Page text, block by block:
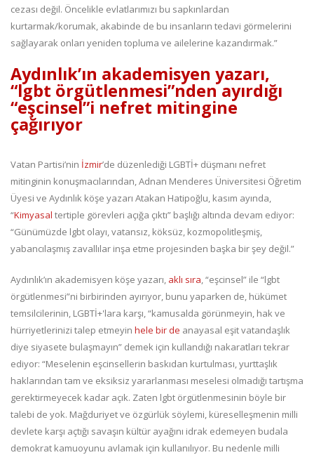
cezası değil. Öncelikle evlatlarımızı bu sapkınlardan
kurtarmak/korumak, akabinde de bu insanların tedavi görmelerini
sağlayarak onları yeniden topluma ve ailelerine kazandırmak.”
Aydınlık’ın akademisyen yazarı,
“lgbt örgütlenmesi”nden ayırdığı
“eşcinsel”i nefret mitingine
çağırıyor
Vatan Partisi’nin İzmir’de düzenlediği LGBTİ+ düşmanı nefret
mitinginin konuşmacılarından, Adnan Menderes Üniversitesi Öğretim
Üyesi ve Aydınlık köşe yazarı Atakan Hatipoğlu, kasım ayında,
“Kimyasal tertiple görevleri açığa çıktı” başlığı altında devam ediyor:
“Günümüzde lgbt olayı, vatansız, köksüz, kozmopolitleşmiş,
yabancılaşmış zavallılar inşa etme projesinden başka bir şey değil.”
Aydınlık’ın akademisyen köşe yazarı, aklı sıra, “eşcinsel” ile “lgbt
örgütlenmesi”ni birbirinden ayırıyor, bunu yaparken de, hükümet
temsilcilerinin, LGBTİ+'lara karşı, “kamusalda görünmeyin, hak ve
hürriyetlerinizi talep etmeyin hele bir de anayasal eşit vatandaşlık
diye siyasete bulaşmayın” demek için kullandığı nakaratları tekrar
ediyor: “Meselenin eşcinsellerin baskıdan kurtulması, yurttaşlık
haklarından tam ve eksiksiz yararlanması meselesi olmadığı tartışma
gerektirmeyecek kadar açık. Zaten lgbt örgütlenmesinin böyle bir
talebi de yok. Mağduriyet ve özgürlük söylemi, küreselleşmenin milli
devlete karşı açtığı savaşın kültür ayağını idrak edemeyen budala
demokrat kamuoyunu avlamak için kullanılıyor. Bu nedenle milli